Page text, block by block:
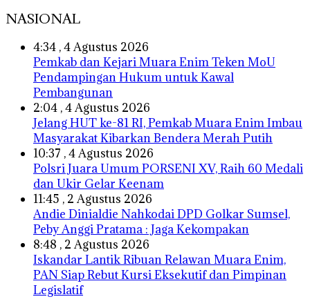
NASIONAL
4:34 , 4 Agustus 2026
Pemkab dan Kejari Muara Enim Teken MoU
Pendampingan Hukum untuk Kawal
Pembangunan
2:04 , 4 Agustus 2026
Jelang HUT ke-81 RI, Pemkab Muara Enim Imbau
Masyarakat Kibarkan Bendera Merah Putih
10:37 , 4 Agustus 2026
Polsri Juara Umum PORSENI XV, Raih 60 Medali
dan Ukir Gelar Keenam
11:45 , 2 Agustus 2026
Andie Dinialdie Nahkodai DPD Golkar Sumsel,
Peby Anggi Pratama : Jaga Kekompakan
8:48 , 2 Agustus 2026
Iskandar Lantik Ribuan Relawan Muara Enim,
PAN Siap Rebut Kursi Eksekutif dan Pimpinan
Legislatif